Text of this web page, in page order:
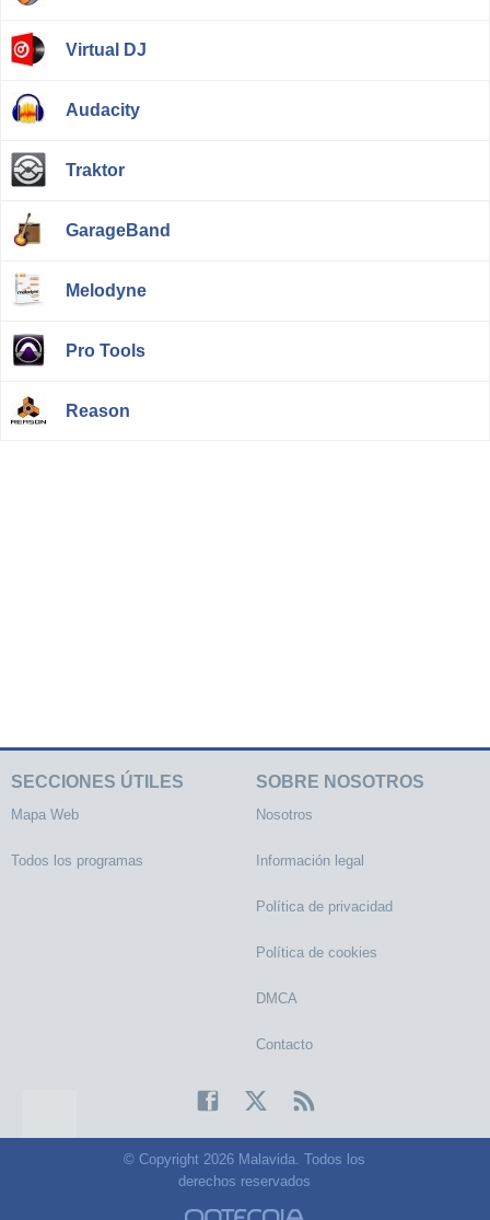
Virtual DJ
Audacity
Traktor
GarageBand
Melodyne
Pro Tools
Reason
SECCIONES ÚTILES
Mapa Web
Todos los programas
SOBRE NOSOTROS
Nosotros
Información legal
Política de privacidad
Política de cookies
DMCA
Contacto
© Copyright 2026 Malavida. Todos los
derechos reservados